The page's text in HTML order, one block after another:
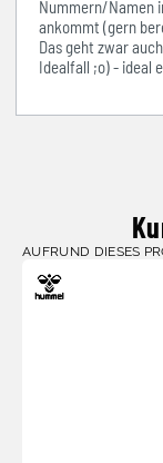
Nummern/Namen
ankommt (gern
Das geht zwar
Idealfall ;o) - ideal
AUFRUND DIESES